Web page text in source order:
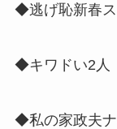
◆逃げ恥新春
◆キワドい2人
◆私の家政夫